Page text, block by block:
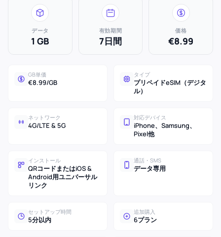
データ
1 GB
有効期間
7日間
価格
€8.99
GB単価
€8.99/GB
タイプ
プリペイドeSIM（デジタ
ル）
ネットワーク
4G/LTE & 5G
対応デバイス
iPhone、Samsung、
Pixel他
インストール
QRコードまたはiOS &
Android用ユニバーサル
リンク
通話・SMS
データ専用
セットアップ時間
5分以内
追加購入
6プラン